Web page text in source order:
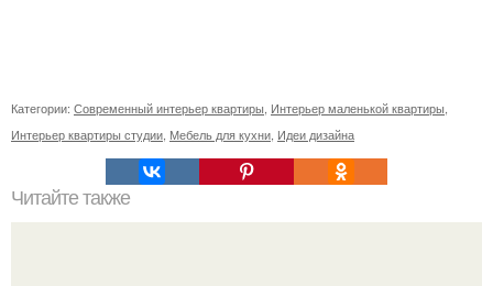
Категории: Современный интерьер квартиры Интерьер маленькой квартиры
Интерьер квартиры студии Мебель для кухни Идеи дизайна
Читайте также